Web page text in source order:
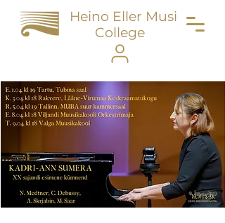
Heino Eller Music
College